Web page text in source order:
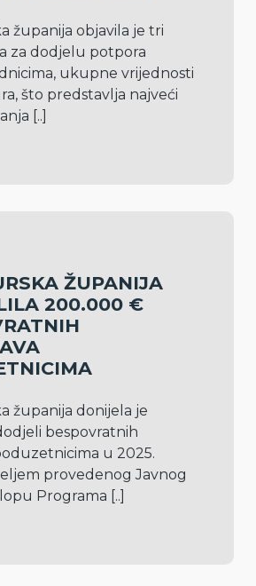
županija objavila je tri
za dodjelu potpora
ukupne vrijednosti
što predstavlja najveći
[..]
ŽUPANIJA
200.000 €
županija donijela je
bespovratnih
u 2025.
provedenog Javnog
Programa [..]